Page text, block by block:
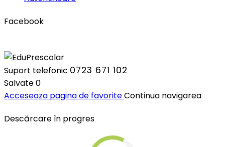
Facebook
Suport telefonic 0723 671 102
Salvate0
Acceseaza pagina de favoriteContinua navigarea
Descărcare în progres